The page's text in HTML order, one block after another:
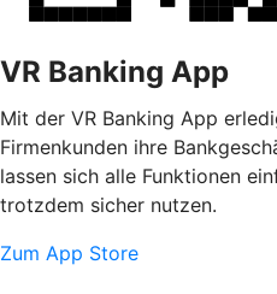
VR Banking App
Mit der VR Banking App
Firmenkunden ihre
lassen sich alle Funktionen
trotzdem sicher nutzen.
Zum App Store